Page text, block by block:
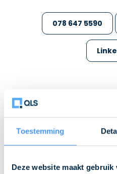
Toestemming
Deze website maakt gebruik
078 647 5590